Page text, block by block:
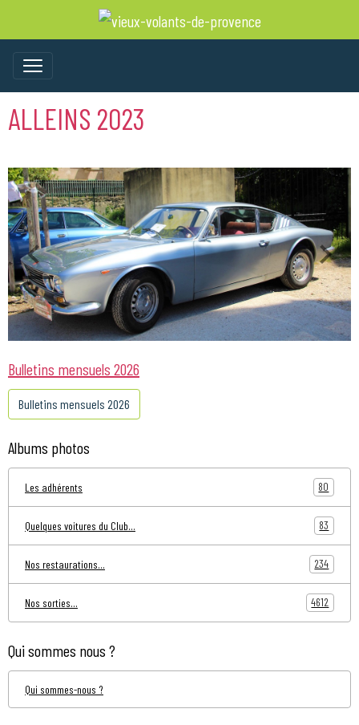
ALLEINS 2023
Bulletins mensuels 2026
Bulletins mensuels 2026
Albums photos
Les adhérents 80
Quelques voitures du Club... 83
Nos restaurations... 234
Nos sorties... 4612
Qui sommes nous ?
Qui sommes-nous ?